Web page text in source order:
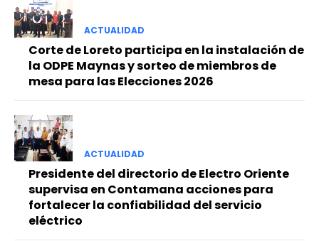
ACTUALIDAD
Corte de Loreto participa en la instalación de
la ODPE Maynas y sorteo de miembros de
mesa para las Elecciones 2026
ACTUALIDAD
Presidente del directorio de Electro Oriente
supervisa en Contamana acciones para
fortalecer la confiabilidad del servicio
eléctrico